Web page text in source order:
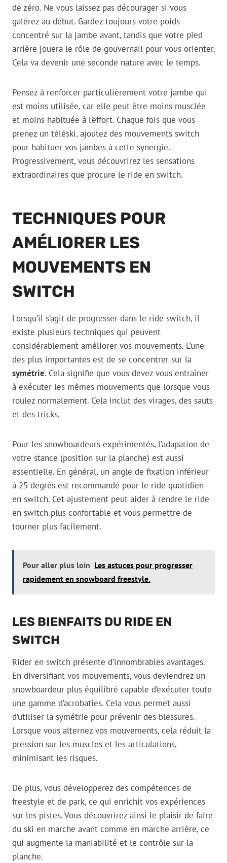
de zéro. Ne vous laissez pas décourager si vous
galérez au début. Gardez toujours votre poids
concentré sur la jambe avant, tandis que votre pied
arrière jouera le rôle de gouvernail pour vous orienter.
Cela va devenir une seconde nature avec le temps.
Pensez à renforcer particulièrement votre jambe qui
est moins utilisée, car elle peut être moins musclée
et moins habituée à l’effort. Chaque fois que vous
prenez un téléski, ajoutez des mouvements switch
pour habituer vos jambes à cette synergie.
Progressivement, vous découvrirez les sensations
extraordinaires que procure le ride en switch.
TECHNIQUES POUR
AMÉLIORER LES
MOUVEMENTS EN
SWITCH
Lorsqu’il s’agit de progresser dans le ride switch, il
existe plusieurs techniques qui peuvent
considérablement améliorer vos mouvements. L’une
des plus importantes est de se concentrer sur la
symétrie. Cela signifie que vous devez vous entraîner
à exécuter les mêmes mouvements que lorsque vous
roulez normalement. Cela inclut des virages, des sauts
et des tricks.
Pour les snowboardeurs expérimentés, l’adapation de
votre stance (position sur la planche) est aussi
essentielle. En général, un angle de fixation inférieur
à 25 degrés est recommandé pour le ride quotidien
en switch. Cet ajustement peut aider à rendre le ride
en switch plus confortable et vous permettre de
tourner plus facilement.
Pour aller plus loin Les astuces pour progresser
rapidement en snowboard freestyle.
LES BIENFAITS DU RIDE EN
SWITCH
Rider en switch présente d’innombrables avantages.
En diversifiant vos mouvements, vous deviendrez un
snowboardeur plus équilibré capable d’exécuter toute
une gamme d’acrobaties. Cela vous permet aussi
d’utiliser la symétrie pour prévenir des blessures.
Lorsque vous alternez vos mouvements, cela réduit la
pression sur les muscles et les articulations,
minimisant les risques.
De plus, vous développerez des compétences de
freestyle et de park, ce qui enrichit vos expériences
sur les pistes. Vous découvrirez ainsi le plaisir de faire
du ski en marche avant comme en marche arrière, ce
qui augmente la maniabilité et le contrôle sur la
planche.